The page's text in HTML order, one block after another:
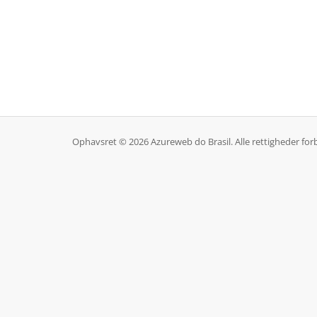
Ophavsret © 2026 Azureweb do Brasil. Alle rettigheder